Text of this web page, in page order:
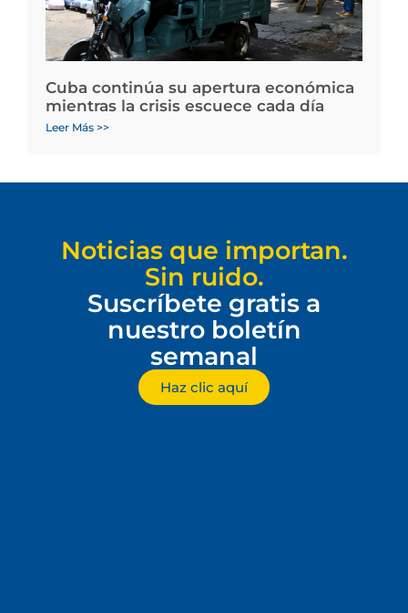
Cuba continúa su apertura económica
mientras la crisis escuece cada día
Leer Más >>
Noticias que importan.
Sin ruido.
Suscríbete gratis a
nuestro boletín
semanal
Haz clic aquí